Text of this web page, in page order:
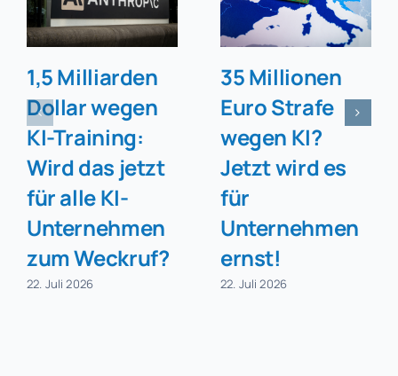
1,5 Milliarden
Dollar wegen
KI-Training:
Wird das jetzt
für alle KI-
Unternehmen
zum Weckruf?
22. Juli 2026
35 Millionen
Euro Strafe
wegen KI?
Jetzt wird es
für
Unternehmen
ernst!
22. Juli 2026